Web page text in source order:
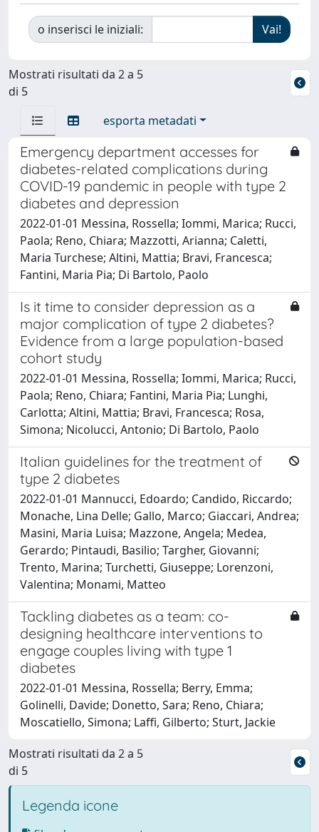
o inserisci le iniziali:
Mostrati risultati da 2 a 5
di 5
esporta metadati
Emergency department accesses for
diabetes-related complications during
COVID-19 pandemic in people with type 2
diabetes and depression
2022-01-01 Messina, Rossella; Iommi, Marica; Rucci,
Paola; Reno, Chiara; Mazzotti, Arianna; Caletti,
Maria Turchese; Altini, Mattia; Bravi, Francesca;
Fantini, Maria Pia; Di Bartolo, Paolo
Is it time to consider depression as a
major complication of type 2 diabetes?
Evidence from a large population-based
cohort study
2022-01-01 Messina, Rossella; Iommi, Marica; Rucci,
Paola; Reno, Chiara; Fantini, Maria Pia; Lunghi,
Carlotta; Altini, Mattia; Bravi, Francesca; Rosa,
Simona; Nicolucci, Antonio; Di Bartolo, Paolo
Italian guidelines for the treatment of
type 2 diabetes
2022-01-01 Mannucci, Edoardo; Candido, Riccardo;
Monache, Lina Delle; Gallo, Marco; Giaccari, Andrea;
Masini, Maria Luisa; Mazzone, Angela; Medea,
Gerardo; Pintaudi, Basilio; Targher, Giovanni;
Trento, Marina; Turchetti, Giuseppe; Lorenzoni,
Valentina; Monami, Matteo
Tackling diabetes as a team: co-
designing healthcare interventions to
engage couples living with type 1
diabetes
2022-01-01 Messina, Rossella; Berry, Emma;
Golinelli, Davide; Donetto, Sara; Reno, Chiara;
Moscatiello, Simona; Laffi, Gilberto; Sturt, Jackie
Mostrati risultati da 2 a 5
di 5
Legenda icone